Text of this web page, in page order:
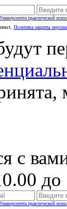
практической
Политика защиты
с
практической